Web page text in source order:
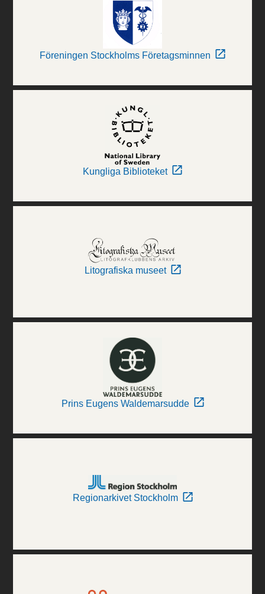
Föreningen Stockholms Företagsminnen
Kungliga Biblioteket
Litografiska museet
Prins Eugens Waldemarsudde
Regionarkivet Stockholm